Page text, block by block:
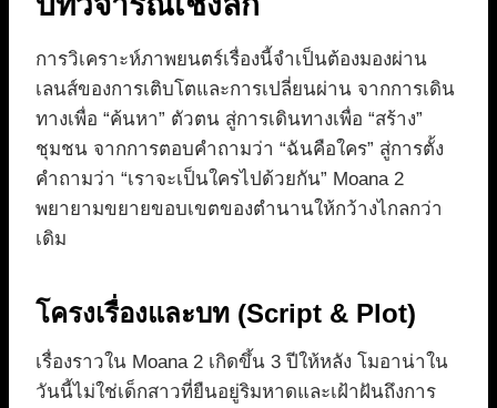
การวิเคราะห์ภาพยนตร์เรื่องนี้จำเป็นต้องมองผ่าน
เลนส์ของการเติบโตและการเปลี่ยนผ่าน จากการเดิน
ทางเพื่อ “ค้นหา” ตัวตน สู่การเดินทางเพื่อ “สร้าง”
ชุมชน จากการตอบคำถามว่า “ฉันคือใคร” สู่การตั้ง
คำถามว่า “เราจะเป็นใครไปด้วยกัน” Moana 2
พยายามขยายขอบเขตของตำนานให้กว้างไกลกว่า
เดิม
โครงเรื่องและบท (Script & Plot)
เรื่องราวใน Moana 2 เกิดขึ้น 3 ปีให้หลัง โมอาน่าใน
วันนี้ไม่ใช่เด็กสาวที่ยืนอยู่ริมหาดและเฝ้าฝันถึงการ